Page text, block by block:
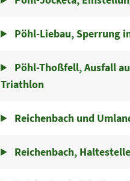
Pöhl-Liebau, Sperrung
Pöhl-Thoßfell, Ausfall
Triathlon
Reichenbach und
Reichenbach,